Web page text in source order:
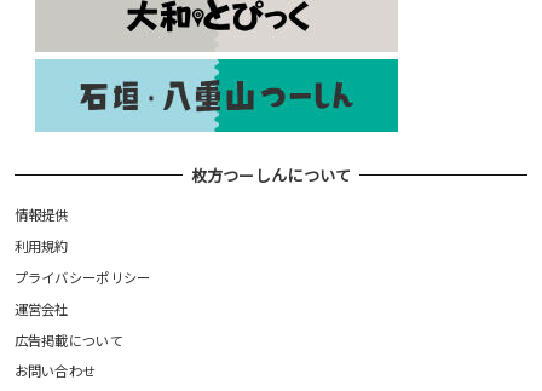
枚方つーしんについて
情報提供
利用規約
プライバシーポリシー
運営会社
広告掲載について
お問い合わせ